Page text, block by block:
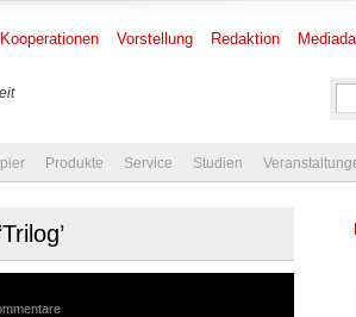
Kooperationen Vorstellung Redaktion
Produkte Service Studien